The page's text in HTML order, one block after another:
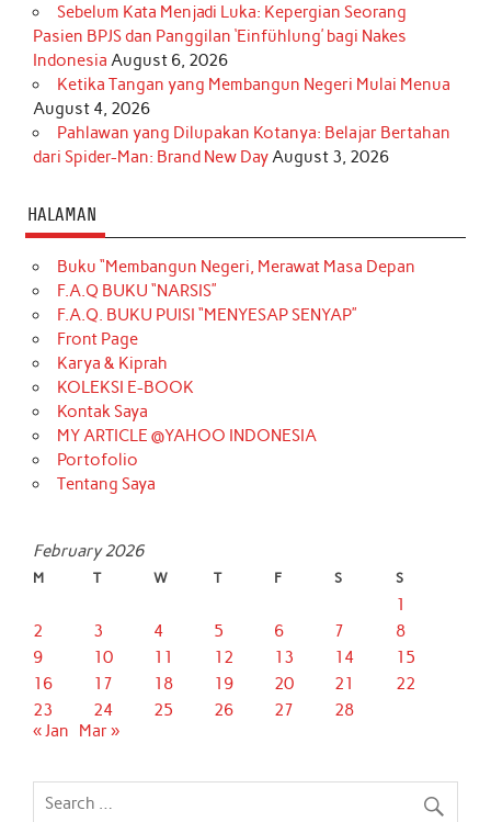
Sebelum Kata Menjadi Luka: Kepergian Seorang
Pasien BPJS dan Panggilan ‘Einfühlung’ bagi Nakes
Indonesia August 6, 2026
Ketika Tangan yang Membangun Negeri Mulai Menua
August 4, 2026
Pahlawan yang Dilupakan Kotanya: Belajar Bertahan
dari Spider-Man: Brand New DayAugust 3, 2026
HALAMAN
Buku “Membangun Negeri, Merawat Masa Depan
F.A.Q BUKU “NARSIS”
F.A.Q. BUKU PUISI “MENYESAP SENYAP”
Front Page
Karya & Kiprah
KOLEKSI E-BOOK
Kontak Saya
MY ARTICLE @YAHOO INDONESIA
Portofolio
Tentang Saya
February 2026
M T W T F S S
1
2
3 4 5 6 7
8
9
10 11 12 13 14
15
16
17 18 19 20 21
22
23
24 25 26 27
28
« Jan
Mar »